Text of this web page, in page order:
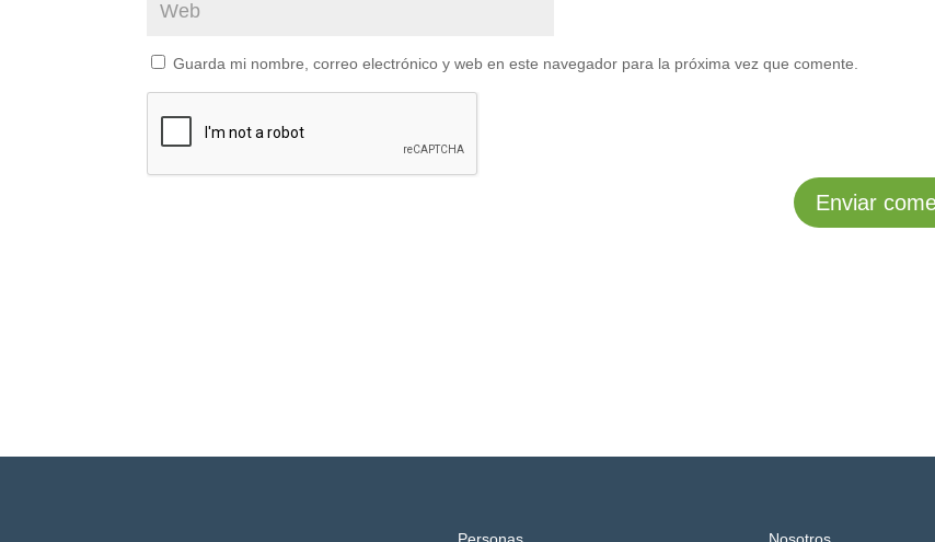
Guarda mi nombre, correo electrónico y web en este navegador para la próxima vez que comente.